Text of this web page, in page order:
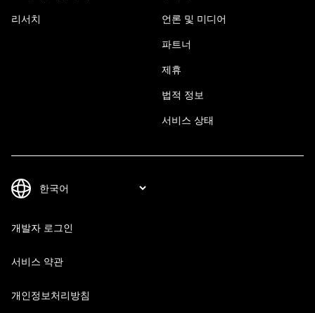
리서치 언론 및 미디어
파트너
제휴
법적 정보
서비스 상태
개발자 로그인
서비스 약관
개인정보처리방침